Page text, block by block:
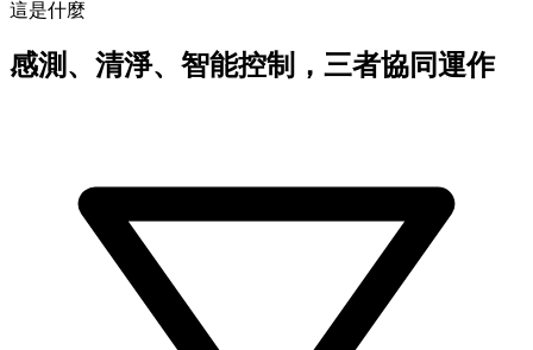
這是什麼
感測、清淨、智能控制，三者協同運作